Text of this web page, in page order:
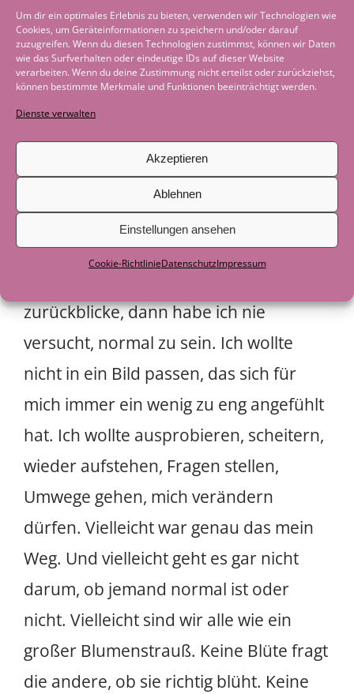
Um dir ein optimales Erlebnis zu bieten, verwenden wir Technologien wie
Cookies, um Geräteinformationen zu speichern und/oder darauf
zuzugreifen. Wenn du diesen Technologien zustimmst, können wir Daten
wie das Surfverhalten oder eindeutige IDs auf dieser Website
verarbeiten. Wenn du deine Zustimmung nicht erteilst oder zurückziehst,
können bestimmte Merkmale und Funktionen beeinträchtigt werden.
Dienste verwalten
Akzeptieren
Ablehnen
Einstellungen ansehen
Cookie-RichtlinieDatenschutzImpressum
wir von ihnen tragen. Vielleicht werfen
wir Worte viel zu schnell zurück, bevor
wir sie einmal von allen Seiten
angeschaut haben. Irgendwann musste
ich über den Satz meines Vaters
Vielleicht war es tatsächlich
das größte Kompliment, das er mir
machen konnte.
zurückblicke, dann habe ich nie
versucht, normal zu sein. Ich wollte
nicht in ein Bild passen, das sich für
mich immer ein wenig zu eng angefühlt
hat. Ich wollte ausprobieren, scheitern,
wieder aufstehen, Fragen stellen,
Umwege gehen, mich verändern
dürfen. Vielleicht war genau das mein
Weg. Und vielleicht geht es gar nicht
darum, ob jemand normal ist oder
nicht. Vielleicht sind wir alle wie ein
großer Blumenstrauß. Keine Blüte fragt
die andere, ob sie richtig blüht. Keine